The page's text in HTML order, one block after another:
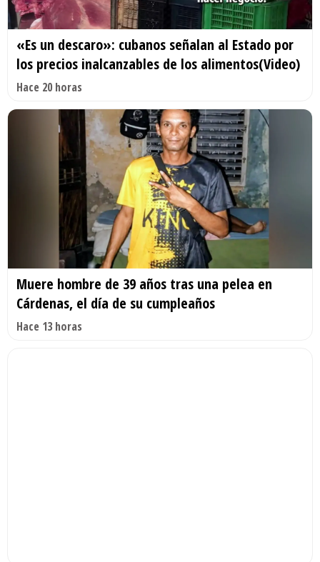
«Es un descaro»: cubanos señalan al Estado por
los precios inalcanzables de los alimentos(Video)
Hace 20 horas
Muere hombre de 39 años tras una pelea en
Cárdenas, el día de su cumpleaños
Hace 13 horas